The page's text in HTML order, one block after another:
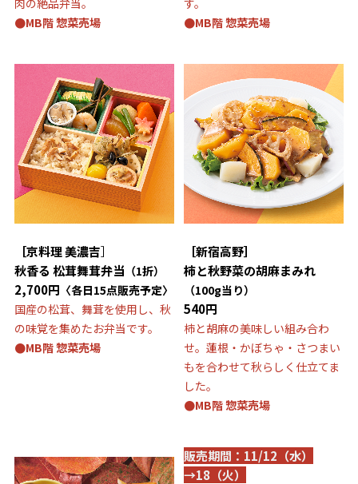
肉の絶品弁当。
●MB階 惣菜売場
す。
●MB階 惣菜売場
［京料理 美濃吉］
秋香る 松茸舞茸弁当 （1折）
2,700円 〈各日15点販売予定〉
国産の松茸、舞茸を使用し、秋
の味覚を集めたお弁当です。
●MB階 惣菜売場
［新宿高野］
柿と秋野菜の胡麻まみれ
（100g当り）
540円
柿と胡麻の美味しい組み合わ
せ。蓮根・かぼちゃ・さつまい
もを合わせて秋らしく仕立てま
した。
●MB階 惣菜売場
販売期間：11/12（水）
→18（火）